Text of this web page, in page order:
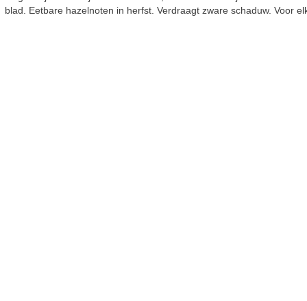
blad. Eetbare hazelnoten in herfst. Verdraagt zware schaduw. Voor